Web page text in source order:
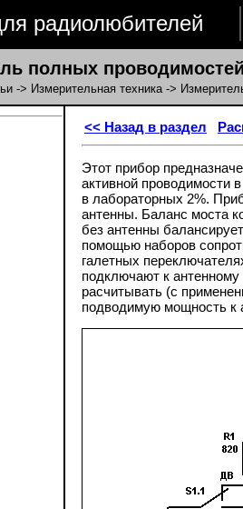
радиолюбителей
полных
-> Измерительная техника->
<< Назад в раздел
Этот прибор
активной проводимости
в лабораторных 2%.
антенны. Баланс моста
без антенны
помощью наборов
галетных
подключают к антенному
расчитывать (с
подводимую мощность к